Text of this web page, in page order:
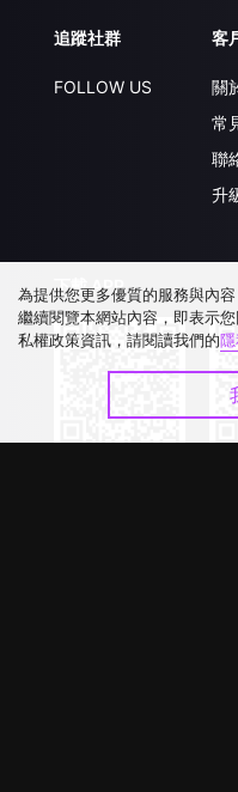
追蹤社群
FOLLOW US
客
關
常
聯
升
下載 APP
為提供您更多優質的服務與內
繼續閱覽本網站內容，即表示
私權政策資訊，請閱讀我們的